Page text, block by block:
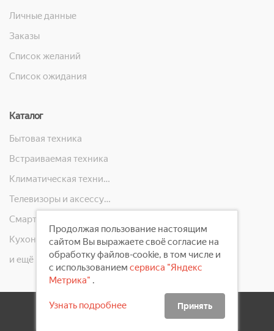
Личные данные
Заказы
Список желаний
Список ожидания
Каталог
Бытовая техника
Встраиваемая техника
Климатическая техника
Телевизоры и аксессуары
Кухонная техника
и ещё 10 категорий
2008 - 2026 ©Первый Электронный Магазин
Продолжая пользование настоящим
сайтом Вы выражаете своё согласие на
обработку файлов-cookie, в том числе и
с использованием сервиса "Яндекс
Метрика" .
Узнать подробнее Принять